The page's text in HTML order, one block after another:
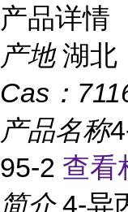
产品详情
产地 湖北
Cas：
产品名称
95-2 查看
简介 4-异